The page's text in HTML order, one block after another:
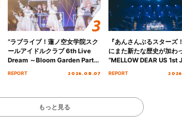
“ラブライブ！蓮ノ空女学院スク
ールアイドルクラブ 6th Live
Dream ～Bloom Garden Party
REPORT 2026.08.07
『あんさんぶるスターズ
にまた新たな歴史が加わ
“MELLOW DEAR US 1st
REPORT
もっと見る